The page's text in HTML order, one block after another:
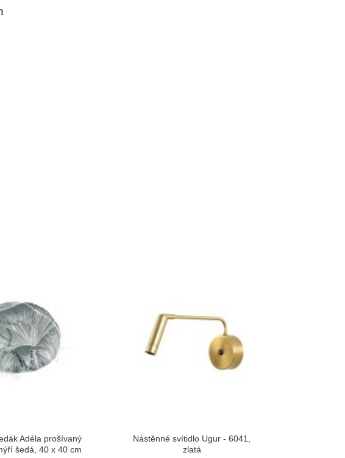
Adéla prošívaný
šedá, 40 x 40 cm
Nástěnné svítidlo Ugur - 6041,
zlatá